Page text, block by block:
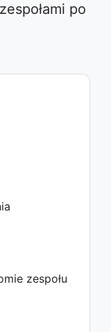
po
zespołu